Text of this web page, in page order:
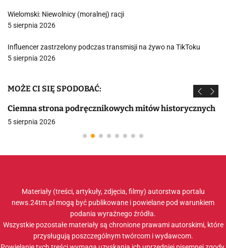
Wielomski: Niewolnicy (moralnej) racji
5 sierpnia 2026
Influencer zastrzelony podczas transmisji na żywo na TikToku
5 sierpnia 2026
MOŻE CI SIĘ SPODOBAĆ:
Ciemna strona podręcznikowych mitów historycznych
5 sierpnia 2026
Materiały (treści, artykuły, zdjęcia, filmy) autorstwa portalu
news.24tm.pl mogą być publikowane i powielane pod warunkiem
podania wyraźnego źródła.
Wszystkie pozostałe materiały są chronione prawami autorskimi, które
przysługują poszczególnym twórcom i wydawcom.